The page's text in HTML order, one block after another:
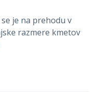
je na prehodu v
razmere kmetov